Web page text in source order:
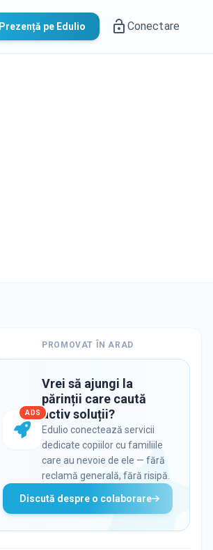
Prezență pe Edulio Conectare
PROMOVAT ÎNARAD
ADS
Vrei să ajungi la
părinții care caută
activ soluții?
Edulio conectează servicii
dedicate copiilor cu familiile
care au nevoie de ele — fără
reclamă generală, fără risipă.
Discută despre o colaborare